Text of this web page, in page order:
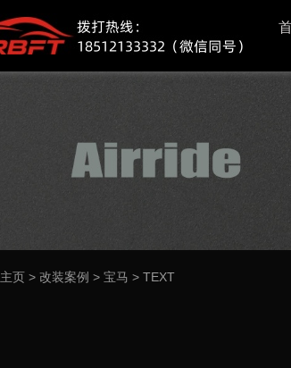
主页 > 改装案例 > 宝马 > TEXT